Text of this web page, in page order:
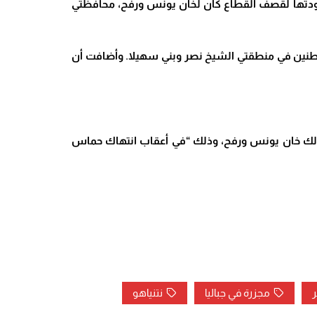
عودتها لقصف القطاع كان لخان يونس ورفح، محافظتي
في منطقتي الشيخ نصر وبني سهيلا. وأضافت أن
ذلك خان يونس ورفح، وذلك “في أعقاب انتهاك حماس
مجزرة في جباليا نتنياهو